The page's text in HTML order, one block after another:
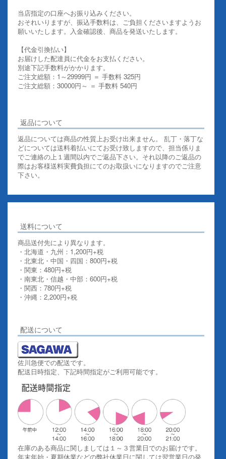
当店指定の口座へお振り込みください。
おそれいりますが、振込手数料は、ご負担くださいますようお
願いいたします。入金確認後、商品を発送いたします。
【代金引換払い】
お届けした配達員に代金をお支払ください。
別途下記手数料がかかります。
ご注文総額：1～29999円 ＝ 手数料 325円
ご注文総額：30000円～ ＝ 手数料 540円
返品について
返品については商品の性質上お受け出来ません。 乱丁・落丁な
どについては送料着払いにてお受け致しますので、担当係りま
でご連絡の上１週間以内でご返品下さい。それ以降のご返品の
際はお客様送料実費負担にてのお取扱いになりますのでご注意
下さい。
送料について
商品送付先により異なります。
・北海道・九州：1,200円+税
・北東北・中国・四国：800円+税
・関東：480円+税
・南東北・信越・中部：600円+税
・関西：780円+税
・沖縄：2,200円+税
配送について
佐川急便での配送です。
配送日時指定、下記時間指定がご利用可能です。
在庫のある商品に関しましては１～３営業日でのお届けです。
年末年始・夏期休業などの弊社休業日に関しては翌営業日の発